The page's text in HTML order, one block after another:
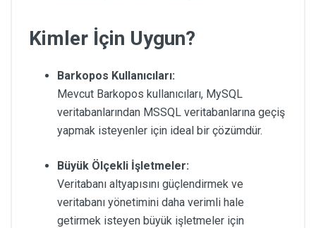
Kimler İçin Uygun?
Barkopos Kullanıcıları:
Mevcut Barkopos kullanıcıları, MySQL
veritabanlarından MSSQL veritabanlarına geçiş
yapmak isteyenler için ideal bir çözümdür.
Büyük Ölçekli İşletmeler:
Veritabanı altyapısını güçlendirmek ve
veritabanı yönetimini daha verimli hale
getirmek isteyen büyük işletmeler için